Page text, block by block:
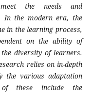
the needs and
In the modern era, the
in the learning process,
on the ability of
diversity of learners.
relies on in-depth
the various adaptation
of these include the